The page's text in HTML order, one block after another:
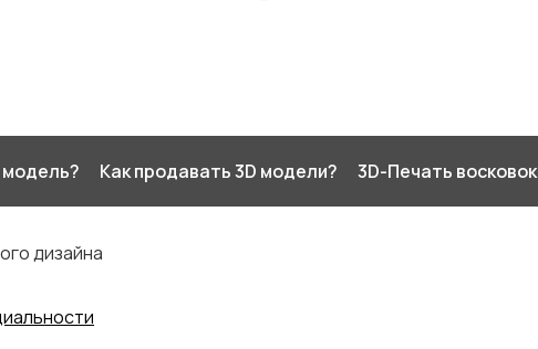
модель? Как продавать 3D модели? 3D-Печать восковок
дизайна